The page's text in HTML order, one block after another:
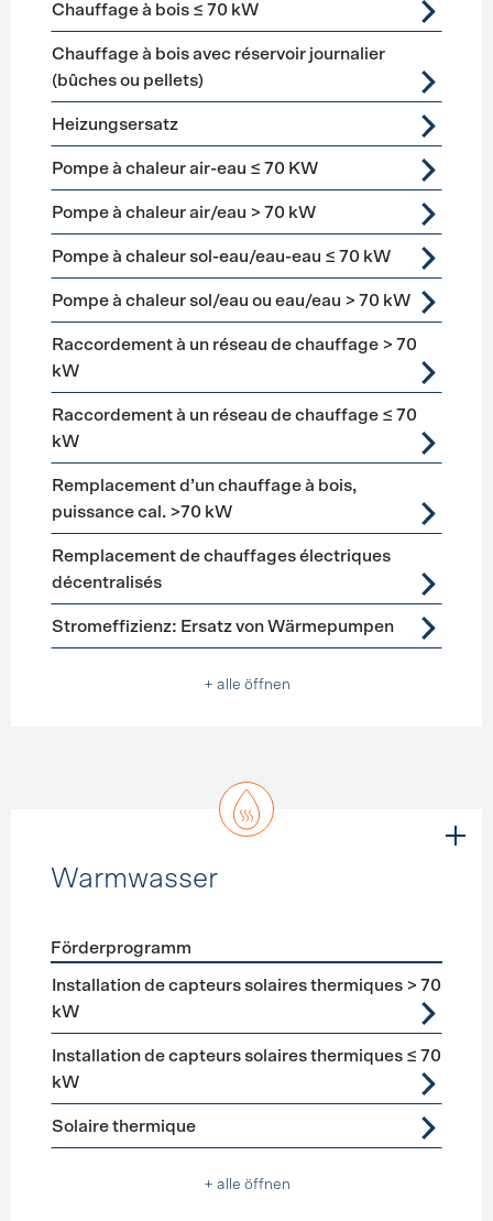
Chauffage à bois ≤ 70 kW
Chauffage à bois avec réservoir journalier
(bûches ou pellets)
Heizungsersatz
Pompe à chaleur air-eau ≤ 70 KW
Pompe à chaleur air/eau > 70 kW
Pompe à chaleur sol-eau/eau-eau ≤ 70 kW
Pompe à chaleur sol/eau ou eau/eau > 70 kW
Raccordement à un réseau de chauffage > 70
kW
Raccordement à un réseau de chauffage ≤ 70
kW
Remplacement d’un chauffage à bois,
puissance cal. >70 kW
Remplacement de chauffages électriques
décentralisés
Stromeffizienz: Ersatz von Wärmepumpen
+ alle öffnen
Warmwasser
Förderprogramme Warmwasser
Förderprogramm
Installation de capteurs solaires thermiques > 70
kW
Installation de capteurs solaires thermiques ≤ 70
kW
Solaire thermique
+ alle öffnen